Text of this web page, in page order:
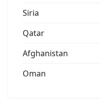
Siria
Qatar
Afghanistan
Oman